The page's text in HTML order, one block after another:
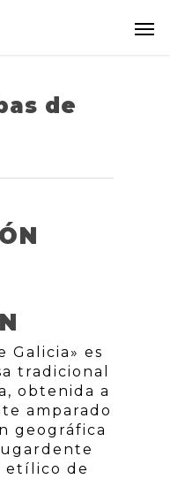
de
Galicia» es
tradicional
obtenida a
amparado
geográfica
etílico de